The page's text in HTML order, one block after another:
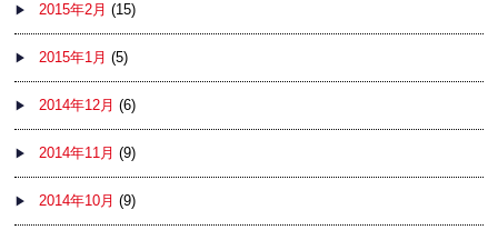
2015年2月 (15)
2015年1月 (5)
2014年12月 (6)
2014年11月 (9)
2014年10月 (9)